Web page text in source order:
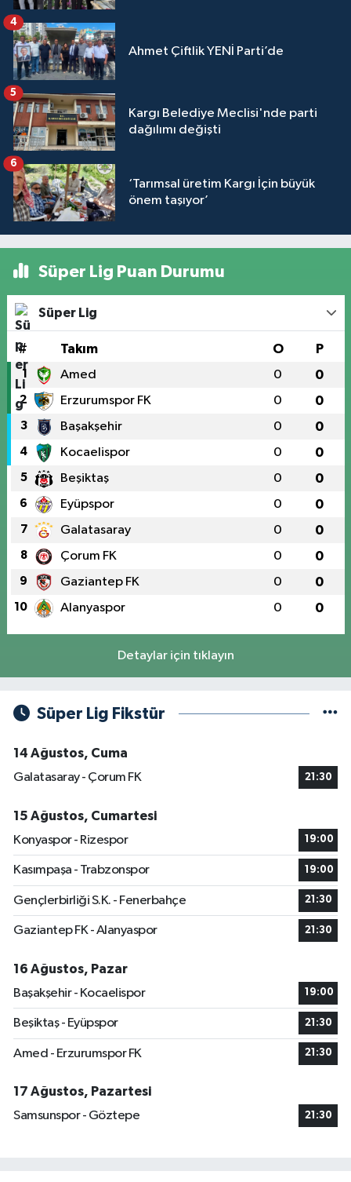
Ahmet Çiftlik YENİ Parti’de
4
Kargı Belediye Meclisi'nde parti
dağılımı değişti
5
‘Tarımsal üretim Kargı İçin büyük
önem taşıyor’
6
Süper Lig Puan Durumu
Süper Lig
# Takım O P
1 Amed 0 0
2 Erzurumspor FK 0 0
3 Başakşehir 0 0
4 Kocaelispor 0 0
5 Beşiktaş 0 0
6 Eyüpspor 0 0
7 Galatasaray 0 0
8 Çorum FK 0 0
9 Gaziantep FK 0 0
10 Alanyaspor 0 0
Detaylar için tıklayın
Süper Lig Fikstür
14 Ağustos, Cuma
Galatasaray - Çorum FK
21:30
15 Ağustos, Cumartesi
Konyaspor - Rizespor
19:00
Kasımpaşa - Trabzonspor 19:00
Gençlerbirliği S.K. - Fenerbahçe 21:30
Gaziantep FK - Alanyaspor 21:30
16 Ağustos, Pazar
Başakşehir - Kocaelispor
19:00
Beşiktaş - Eyüpspor 21:30
Amed - Erzurumspor FK 21:30
17 Ağustos, Pazartesi
Samsunspor - Göztepe
21:30